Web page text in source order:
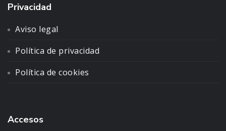
Privacidad
Aviso legal
Política de privacidad
Política de cookies
Accesos